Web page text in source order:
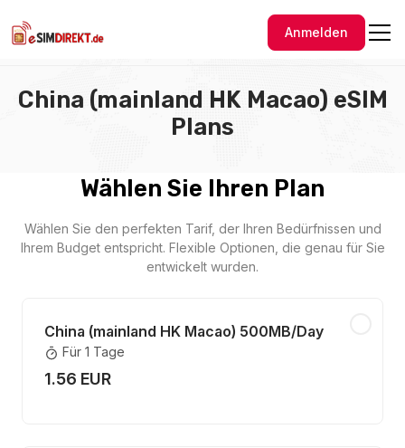
Anmelden
China (mainland HK Macao) eSIM
Plans
Wählen Sie Ihren Plan
Wählen Sie den perfekten Tarif, der Ihren Bedürfnissen und
Ihrem Budget entspricht. Flexible Optionen, die genau für Sie
entwickelt wurden.
China (mainland HK Macao) 500MB/Day
Für 1 Tage
1.56 EUR